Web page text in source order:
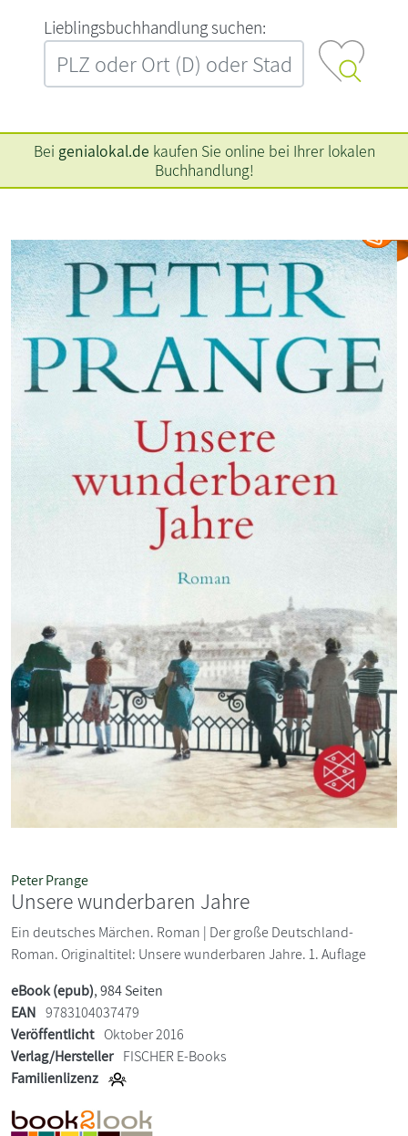
L‍i‍e‍b‍l‍i‍n‍g‍s‍b‍u‍c‍h‍h‍a‍n‍d‍l‍u‍n‍g‍ ‍s‍u‍c‍h‍e‍n‍:‍
Bei genialokal.de kaufen Sie online bei Ihrer lokalen
Buchhandlung!
Peter Prange
Unsere wunderbaren Jahre
Ein deutsches Märchen. Roman | Der große Deutschland-
Roman. Originaltitel: Unsere wunderbaren Jahre. 1. Auflage
eBook (epub), 984 Seiten
EAN 9783104037479
Veröffentlicht Oktober 2016
Verlag/Hersteller FISCHER E-Books
Familienlizenz